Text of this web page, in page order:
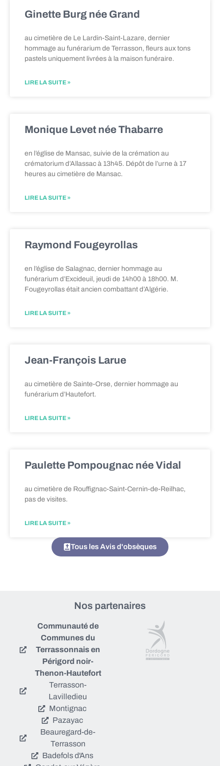
Ginette Burg née Grand
au cimetière de Le Lardin-Saint-Lazare, dernier
hommage au funérarium de Terrasson, fleurs aux tons
pastels uniquement livrées à la maison funéraire.
LIRE LA SUITE »
Monique Levet née Thabarre
en l’église de Mansac, suivie de la crémation au
crématorium d’Allassac à 13h45. Dépôt de l’urne à 17
heures au cimetière de Mansac.
LIRE LA SUITE »
Raymond Fougeyrollas
en l’église de Salagnac, dernier hommage au
funérarium d’Excideuil, jeudi de 14h00 à 18h00. M.
Fougeyrollas était ancien combattant d’Algérie.
LIRE LA SUITE »
Jean-François Larue
au cimetière de Sainte-Orse, dernier hommage au
funérarium d’Hautefort.
LIRE LA SUITE »
Paulette Pompougnac née Vidal
au cimetière de Rouffignac-Saint-Cernin-de-Reilhac,
pas de visites.
LIRE LA SUITE »
Tous les Avis d'obsèques
Nos partenaires
Communauté de
Communes du
Terrassonnais en
Périgord noir-
Thenon-Hautefort
Terrasson-
Lavilledieu
Montignac
Pazayac
Beauregard-de-
Terrasson
Badefols d'Ans